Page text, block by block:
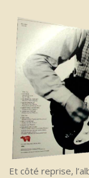
Et côté reprise,